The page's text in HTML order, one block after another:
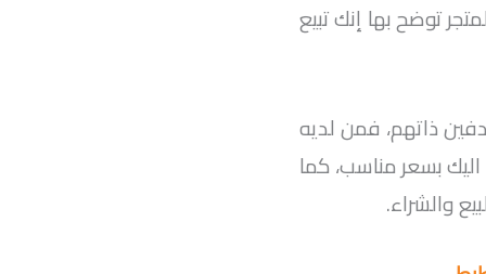
توضح بها إنك تبيع
ذاتهم، فمن لديه
بسعر مناسب، كما
والشراء.